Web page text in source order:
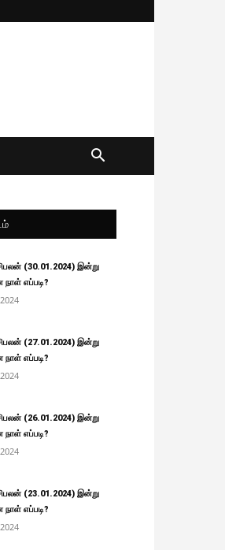
(30.01.2024) இன்று
எப்படி?
(27.01.2024) இன்று
எப்படி?
(26.01.2024) இன்று
எப்படி?
(23.01.2024) இன்று
எப்படி?